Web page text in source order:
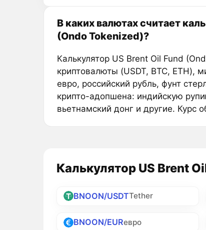
В каких валютах считает
(Ondo Tokenized)?
Калькулятор US Brent Oil Fund
криптовалюты (USDT, BTC,
евро, российский рубль, фунт
крипто-адопшена: индийскую
вьетнамский донг и другие. Курс
Калькулятор US Brent
BNOON/USDTTether
BNOON/EURевро